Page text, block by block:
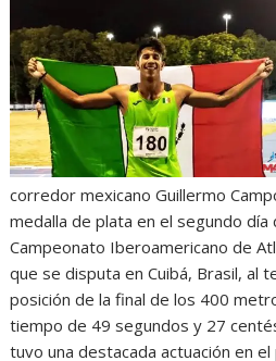
corredor mexicano Guillermo
medalla de plata en el segundo
Campeonato Iberoamericano de
que se disputa en Cuibá, Brasil, al
posición de la final de los 400
tiempo de 49 segundos y 27
tuvo una destacada actuación en